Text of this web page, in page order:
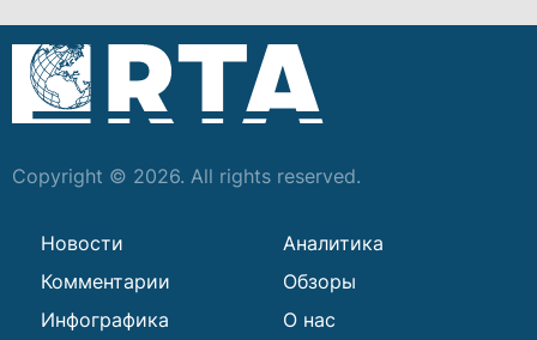
Copyright © 2026. All rights reserved.
Новости
Аналитика
Комментарии
Обзоры
Инфографика
О нас